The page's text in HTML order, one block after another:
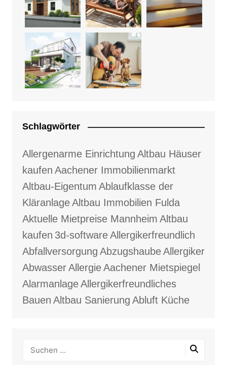
Schlagwörter
Allergenarme Einrichtung Altbau Häuser
kaufen Aachener Immobilienmarkt
Altbau-Eigentum Ablaufklasse der
KläranlageAltbau Immobilien Fulda
Aktuelle Mietpreise Mannheim Altbau
kaufen 3d-softwareAllergikerfreundlich
Abfallversorgung AbzugshaubeAllergiker
AbwasserAllergieAachener Mietspiegel
AlarmanlageAllergikerfreundliches
Bauen Altbau Sanierung Abluft Küche